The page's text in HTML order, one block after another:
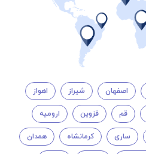
اصفهان شیراز اهواز
قم قزوین ارومیه
ساری کرمانشاه همدان